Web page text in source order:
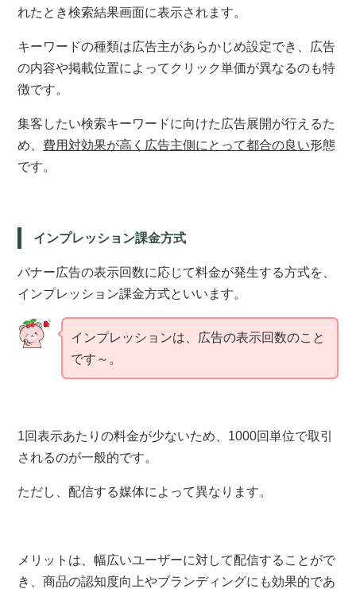
れたとき検索結果画面に表示されます。
キーワードの種類は広告主があらかじめ設定でき、広告
の内容や掲載位置によってクリック単価が異なるのも特
徴です。
集客したい検索キーワードに向けた広告展開が行えるた
め、 費用対効果が高く広告主側にとって都合の良い形態
です。
インプレッション課金方式
バナー広告の表示回数に応じて料金が発生する方式を、
インプレッション課金方式といいます。
インプレッションは、広告の表示回数のこと
です～。
1回表示あたりの料金が少ないため、 1000回単位で取引
されるのが一般的です。
ただし、配信する媒体によって異なります。
メリットは、幅広いユーザーに対して配信することがで
き、商品の認知度向上やブランディングにも効果的であ